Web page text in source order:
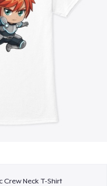
cosa
Crew Neck T-Shirt